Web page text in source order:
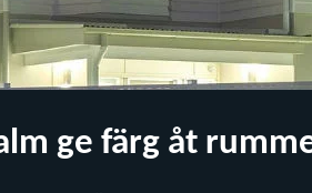
ge färg åt